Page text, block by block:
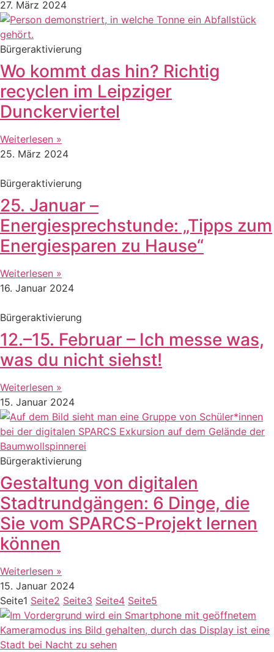
27. März 2024
Bürgeraktivierung
Wo kommt das hin? Richtig
recyclen im Leipziger
Dunckerviertel
Weiterlesen »
25. März 2024
Bürgeraktivierung
25. Januar –
Energiesprechstunde: „Tipps zum
Energiesparen zu Hause“
Weiterlesen »
16. Januar 2024
Bürgeraktivierung
12.–15. Februar – Ich messe was,
was du nicht siehst!
Weiterlesen »
15. Januar 2024
Bürgeraktivierung
Gestaltung von digitalen
Stadtrundgängen: 6 Dinge, die
Sie vom SPARCS-Projekt lernen
können
Weiterlesen »
15. Januar 2024
Seite1 Seite2 Seite3 Seite4 Seite5